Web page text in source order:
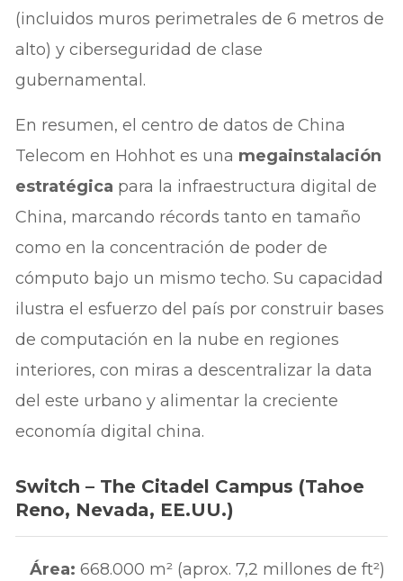
(incluidos muros perimetrales de 6 metros de
alto) y ciberseguridad de clase
gubernamental.
En resumen, el centro de datos de China
Telecom en Hohhot es una megainstalación
estratégica para la infraestructura digital de
China, marcando récords tanto en tamaño
como en la concentración de poder de
cómputo bajo un mismo techo. Su capacidad
ilustra el esfuerzo del país por construir bases
de computación en la nube en regiones
interiores, con miras a descentralizar la data
del este urbano y alimentar la creciente
economía digital china.
Switch – The Citadel Campus (Tahoe
Reno, Nevada, EE.UU.)
Área: 668.000 m² (aprox. 7,2 millones de ft²)